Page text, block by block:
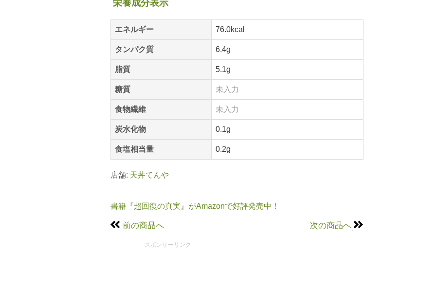
栄養成分表示
エネルギー 76.0kcal
タンパク質 6.4g
脂質 5.1g
糖質 未入力
食物繊維 未入力
炭水化物 0.1g
食塩相当量 0.2g
店舗: 天丼てんや
書籍『超回復の真実』がAmazonで好評発売中！
前の商品へ 次の商品へ
スポンサーリンク